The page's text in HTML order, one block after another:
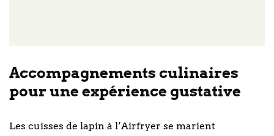
Accompagnements culinaires
pour une expérience gustative
Les cuisses de lapin à l’Airfryer se marient